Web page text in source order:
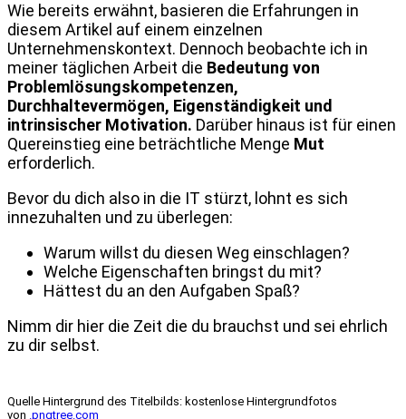
Wie bereits erwähnt, basieren die Erfahrungen in
diesem Artikel auf einem einzelnen
Unternehmenskontext. Dennoch beobachte ich in
meiner täglichen Arbeit die Bedeutung von
Problemlösungskompetenzen,
Durchhaltevermögen, Eigenständigkeit und
intrinsischer Motivation. Darüber hinaus ist für einen
Quereinstieg eine beträchtliche Menge Mut
erforderlich.
Bevor du dich also in die IT stürzt, lohnt es sich
innezuhalten und zu überlegen:
Warum willst du diesen Weg einschlagen?
Welche Eigenschaften bringst du mit?
Hättest du an den Aufgaben Spaß?
Nimm dir hier die Zeit die du brauchst und sei ehrlich
zu dir selbst.
Quelle Hintergrund des Titelbilds: kostenlose Hintergrundfotos
von .pngtree.com